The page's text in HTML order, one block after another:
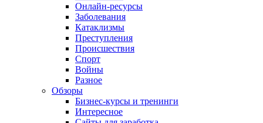
Онлайн-ресурсы
Заболевания
Катаклизмы
Преступления
Происшествия
Спорт
Войны
Разное
Обзоры
Бизнес-курсы и тренинги
Интересное